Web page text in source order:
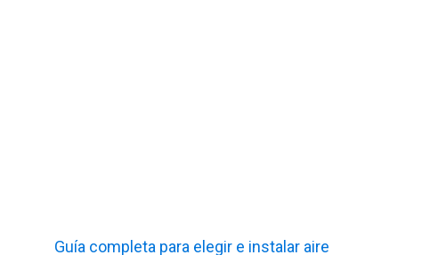
Guía completa para elegir e instalar aire